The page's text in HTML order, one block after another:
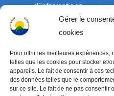
Gérer le
cookies
Pour offrir les meilleures expériences,
telles que les cookies pour stocker et/
appareils. Le fait de consentir à ces
des données telles que le
sur ce site. Le fait de ne pas consentir
d’informations.